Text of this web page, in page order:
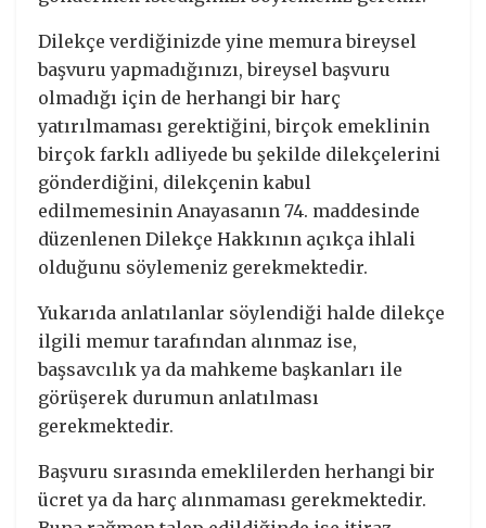
Dilekçe verdiğinizde yine memura bireysel
başvuru yapmadığınızı, bireysel başvuru
olmadığı için de herhangi bir harç
yatırılmaması gerektiğini, birçok emeklinin
birçok farklı adliyede bu şekilde dilekçelerini
gönderdiğini, dilekçenin kabul
edilmemesinin Anayasanın 74. maddesinde
düzenlenen Dilekçe Hakkının açıkça ihlali
olduğunu söylemeniz gerekmektedir.
Yukarıda anlatılanlar söylendiği halde dilekçe
ilgili memur tarafından alınmaz ise,
başsavcılık ya da mahkeme başkanları ile
görüşerek durumun anlatılması
gerekmektedir.
Başvuru sırasında emeklilerden herhangi bir
ücret ya da harç alınmaması gerekmektedir.